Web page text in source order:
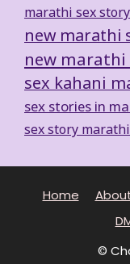
marathi sex story
new marathi
new marathi
sex kahani
sex stories in
sex story marathi
Home
©